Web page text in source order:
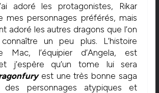
adoré les protagonistes, Rikar
mes personnages préférés, mais
adoré les autres dragons que l’on
un peu plus. L’histoire
Mac, l’équipier d’Angela, est
j’espère qu’un tome lui sera
est une très bonne saga
personnages atypiques et